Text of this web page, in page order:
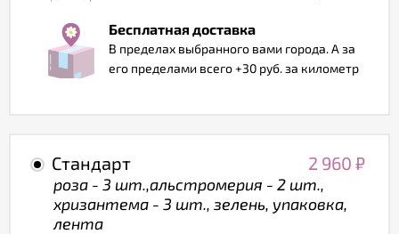
Бесплатная доставка
В пределах выбранного вами города. А за
его пределами всего +30 руб. за километр
Стандарт 2 960 ₽
роза - 3 шт.,альстромерия - 2 шт.,
хризантема - 3 шт., зелень, упаковка,
лента